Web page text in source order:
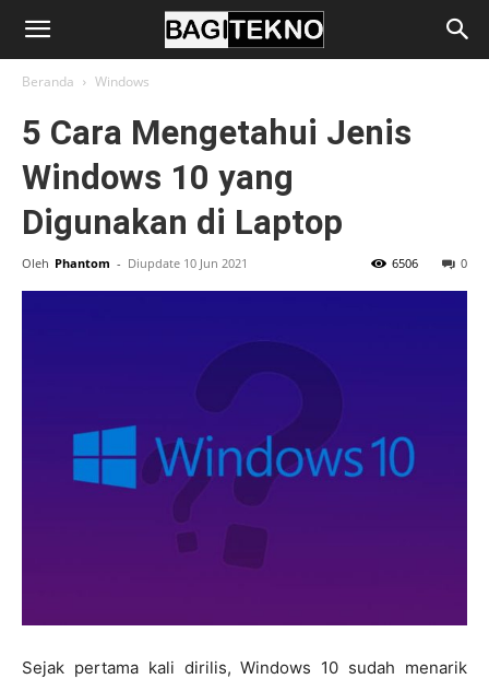
BagiTekno
Beranda Windows
5 Cara Mengetahui Jenis
Windows 10 yang
Digunakan di Laptop
Oleh Phantom - Diupdate 10 Jun 2021 0
6506
Sejak pertama kali dirilis, Windows 10 sudah menarik